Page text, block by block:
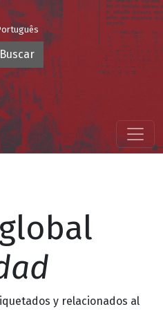
Pasar al contenido principal
y relacionados al